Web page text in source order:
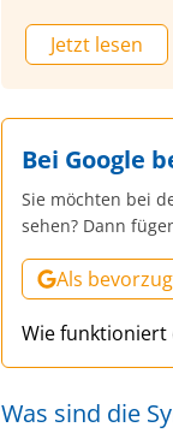
kann unser
„Sonnenvitamin“
können vielfältig
Antriebslosigkeit
Mangel, welche
und wie viel
Jetzt lesen
Bei Google
Sie möchten bei
sehen? Dann
Als
Wie funktioniert
Was sind die